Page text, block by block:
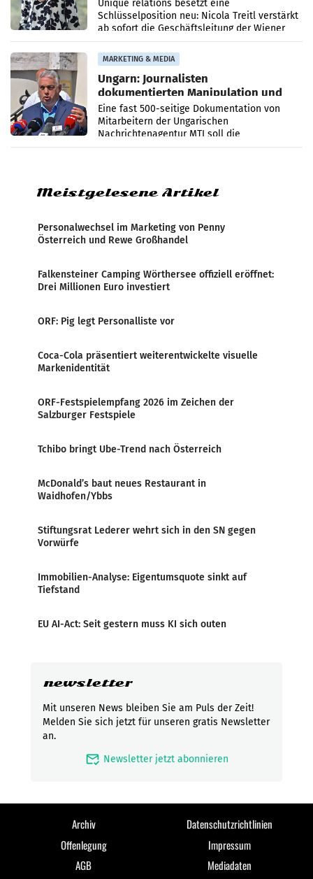
Unique relations besetzt eine
Schlüsselposition neu: Nicola Treitl verstärkt
ab sofort die Geschäftsleitung der Wiener
PR-Agentur an der Seite von Josef Kalina und
Anna Kalina-Mahr.
MARKETING & MEDIA
Ungarn: Journalisten
dokumentierten Manipulation und
Zensur
Eine fast 500-seitige Dokumentation von
Mitarbeitern der Ungarischen
Nachrichtenagentur MTI soll die
systematische Nachrichten-Manipulation und
Meistgelesene Artikel
Personalwechsel im Marketing von Penny
Österreich und Rewe Großhandel
Falkensteiner Camping Wörthersee offiziell eröffnet:
Drei Millionen Euro investiert
ORF: Pig legt Personalliste vor
Coca-Cola präsentiert weiterentwickelte visuelle
Markenidentität
ORF-Festspielempfang 2026 im Zeichen der
Salzburger Festspiele
Tchibo bringt Ube-Trend nach Österreich
McDonald’s baut neues Restaurant in
Waidhofen/Ybbs
Stiftungsrat Lederer wehrt sich in den SN gegen
Vorwürfe
Immobilien-Analyse: Eigentumsquote sinkt auf
Tiefstand
EU AI-Act: Seit gestern muss KI sich outen
newsletter
Mit unseren News bleiben Sie am Puls der Zeit!
Melden Sie sich jetzt für unseren gratis Newsletter
an.
mark_email_read Newsletter jetzt abonnieren
Archiv
Datenschutzrichtlinien
Offenlegung
Impressum
AGB
Mediadaten